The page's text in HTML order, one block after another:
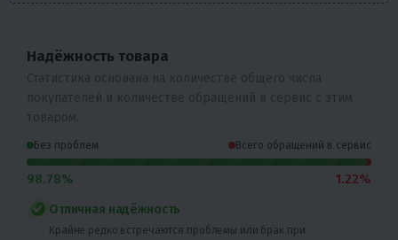
Надёжность товара
Без проблем Всего обращений в сервис
98.78% 1.22%
Отличная надёжность
Крайне редко встречаются проблемы или брак при